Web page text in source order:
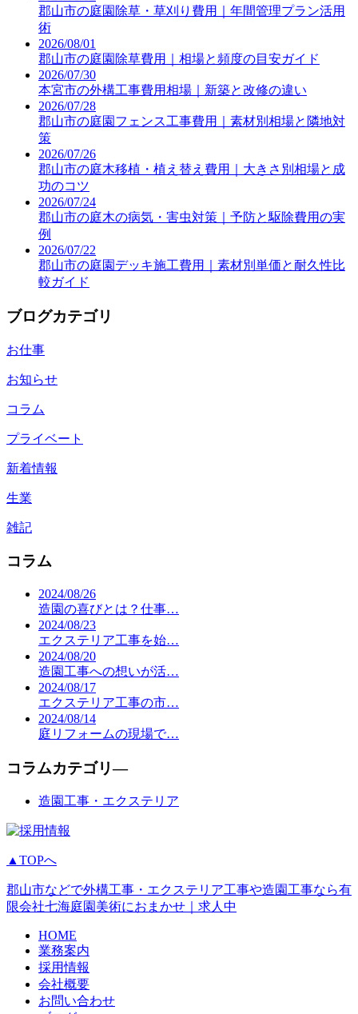
郡山市の庭園除草・草刈り費用｜年間管理プラン活用
術
2026/08/01
郡山市の庭園除草費用｜相場と頻度の目安ガイド
2026/07/30
本宮市の外構工事費用相場｜新築と改修の違い
2026/07/28
郡山市の庭園フェンス工事費用｜素材別相場と隣地対
策
2026/07/26
郡山市の庭木移植・植え替え費用｜大きさ別相場と成
功のコツ
2026/07/24
郡山市の庭木の病気・害虫対策｜予防と駆除費用の実
例
2026/07/22
郡山市の庭園デッキ施工費用｜素材別単価と耐久性比
較ガイド
ブログカテゴリ
お仕事
お知らせ
コラム
プライベート
新着情報
生業
雑記
コラム
2024/08/26
造園の喜びとは？仕事…
2024/08/23
エクステリア工事を始…
2024/08/20
造園工事への想いが活…
2024/08/17
エクステリア工事の市…
2024/08/14
庭リフォームの現場で…
コラムカテゴリ―
造園工事・エクステリア
▲TOPへ
郡山市などで外構工事・エクステリア工事や造園工事なら有
限会社七海庭園美術におまかせ｜求人中
HOME
業務案内
採用情報
会社概要
お問い合わせ